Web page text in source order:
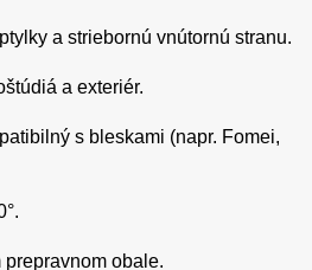
a striebornú vnútornú stranu.
a exteriér.
s bleskami (napr. Fomei,
prepravnom obale.